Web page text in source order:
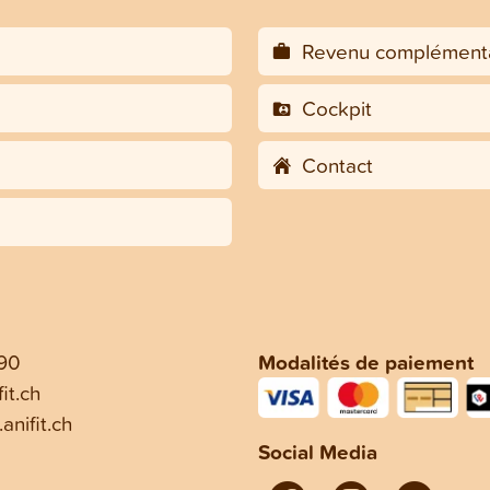
Revenu
Cockpit
Contact
Modalités de paiement
Social Media